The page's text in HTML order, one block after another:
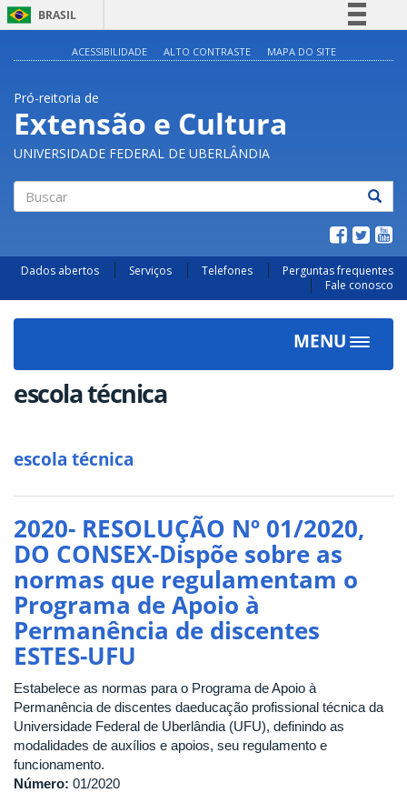
BRASIL
Acesso à informação
Legislação
Canais
ACESSIBILIDADE ALTO CONTRASTE MAPA DO SITE
Pró-reitoria de
Extensão e Cultura
UNIVERSIDADE FEDERAL DE UBERLÂNDIA
Dados abertos Serviços Telefones
Perguntas frequentes
Fale conosco
MENU
Toggle
escola técnica
escola técnica
2020- RESOLUÇÃO Nº 01/2020,
DO CONSEX-Dispõe sobre as
normas que regulamentam o
Programa de Apoio à
Permanência de discentes
ESTES-UFU
Estabelece as normas para o Programa de Apoio à
Permanência de discentes daeducação profissional técnica da
Universidade Federal de Uberlândia (UFU), definindo as
modalidades de auxílios e apoios, seu regulamento e
funcionamento.
Número: 01/2020